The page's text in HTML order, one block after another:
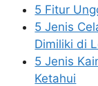
5 Fitur
5 Jenis
Dimiliki di
5 Jenis
Ketahui